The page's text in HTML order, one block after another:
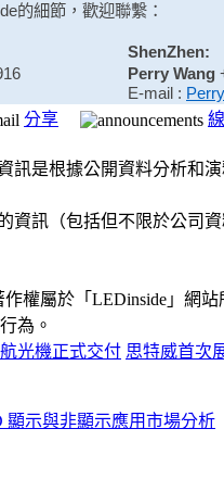
的細節，歡迎聯繫：
ShenZhen:
Perry Wang
E-mail :
分享
訊是根據公開資料分析和
資訊（包括但不限於公司
作權屬於「LEDinside」
為。
光機正式交付 思特威首次
顯示與非顯示應用市場分析